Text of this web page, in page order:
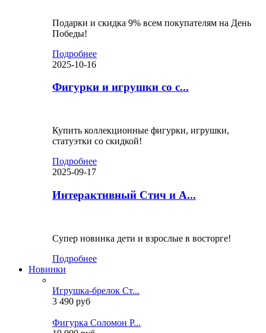
Подарки и скидка 9% всем покупателям на День
Победы!
Подробнее
2025-10-16
Фигурки и игрушки со с...
Купить коллекционные фигурки, игрушки,
статуэтки со скидкой!
Подробнее
2025-09-17
Интерактивный Стич и А...
Супер новинка дети и взрослые в восторге!
Подробнее
Новинки
Игрушка-брелок Ст...
3 490 руб
Фигурка Соломон Р...